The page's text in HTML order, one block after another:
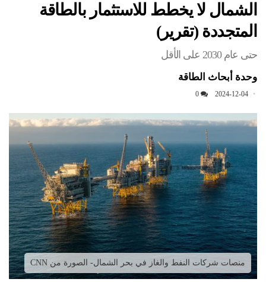
الشمال لا يخطط للاستثمار بالطاقة
المتجددة (تقرير)
حتى عام 2030 على الأقل
وحدة أبحاث الطاقة
2024-12-04
0
منصات شركات النفط والغاز في بحر الشمال- الصورة من CNN